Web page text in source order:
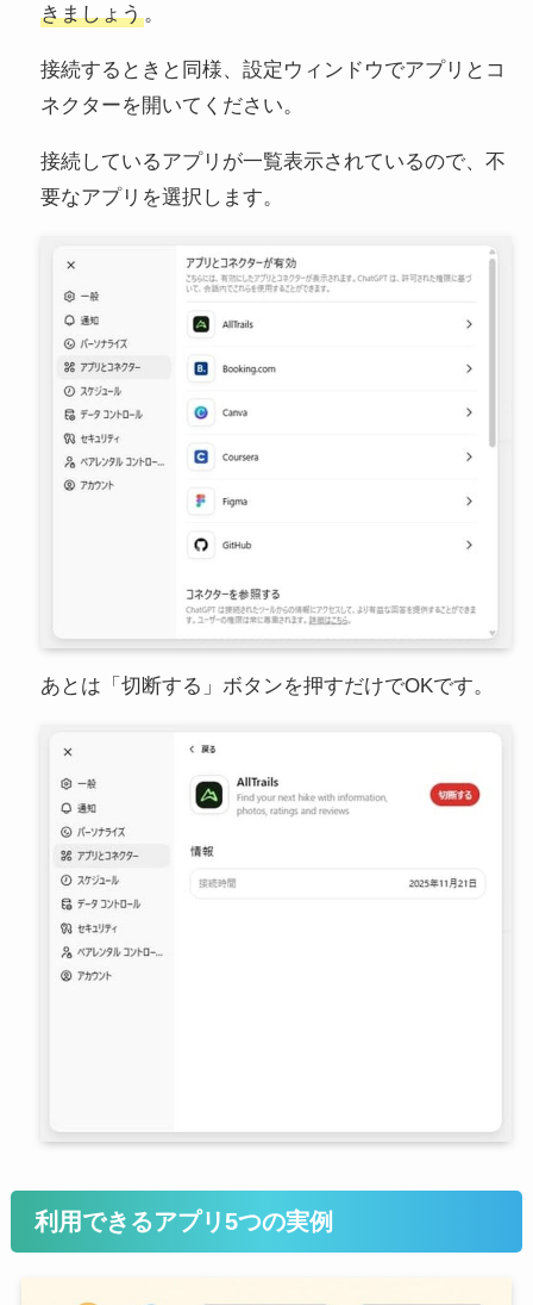
きましょう。
接続するときと同様、設定ウィンドウでアプリとコ
ネクターを開いてください。
接続しているアプリが一覧表示されているので、不
要なアプリを選択します。
あとは「切断する」ボタンを押すだけでOKです。
利用できるアプリ5つの実例